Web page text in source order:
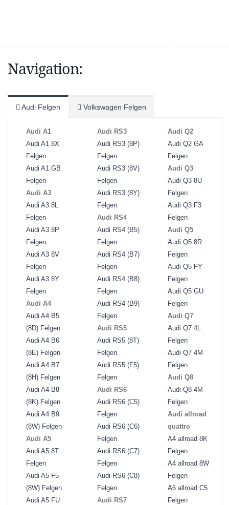
Navigation:
Audi Felgen Volkswagen Felgen
Audi A1
Audi A1 8X
Felgen
Audi A1 GB
Felgen
Audi A3
Audi A3 8L
Felgen
Audi A3 8P
Felgen
Audi A3 8V
Felgen
Audi A3 8Y
Felgen
Audi A4
Audi A4 B5
(8D) Felgen
Audi A4 B6
(8E) Felgen
Audi A4 B7
(8H) Felgen
Audi A4 B8
(8K) Felgen
Audi A4 B9
(8W) Felgen
Audi A5
Audi A5 8T
Felgen
Audi A5 F5
(8W) Felgen
Audi A5 FU
Audi RS3
Audi RS3 (8P)
Felgen
Audi RS3 (8V)
Felgen
Audi RS3 (8Y)
Felgen
Audi RS4
Audi RS4 (B5)
Felgen
Audi RS4 (B7)
Felgen
Audi RS4 (B8)
Felgen
Audi RS4 (B9)
Felgen
Audi RS5
Audi RS5 (8T)
Felgen
Audi RS5 (F5)
Felgen
Audi RS6
Audi RS6 (C5)
Felgen
Audi RS6 (C6)
Felgen
Audi RS6 (C7)
Felgen
Audi RS6 (C8)
Felgen
Audi RS7
Audi Q2
Audi Q2 GA
Felgen
Audi Q3
Audi Q3 8U
Felgen
Audi Q3 F3
Felgen
Audi Q5
Audi Q5 8R
Felgen
Audi Q5 FY
Felgen
Audi Q5 GU
Felgen
Audi Q7
Audi Q7 4L
Felgen
Audi Q7 4M
Felgen
Audi Q8
Audi Q8 4M
Felgen
Audi allroad
quattro
A4 allroad 8K
Felgen
A4 allroad 8W
Felgen
A6 allroad C5
Felgen